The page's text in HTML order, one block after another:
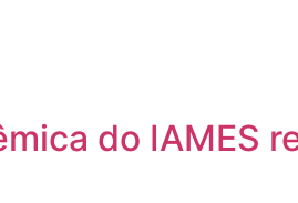
do IAMES